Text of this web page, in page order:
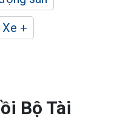
Xe +
Bộ Tài